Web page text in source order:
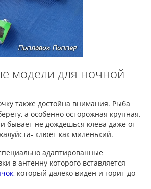
модели для ночной
также достойна внимания. Рыба
а особенно осторожная крупная.
бывает не дождешься клева даже от
клюет как миленький.
адаптированные
в антенну которого вставляется
, который далеко виден и горит до